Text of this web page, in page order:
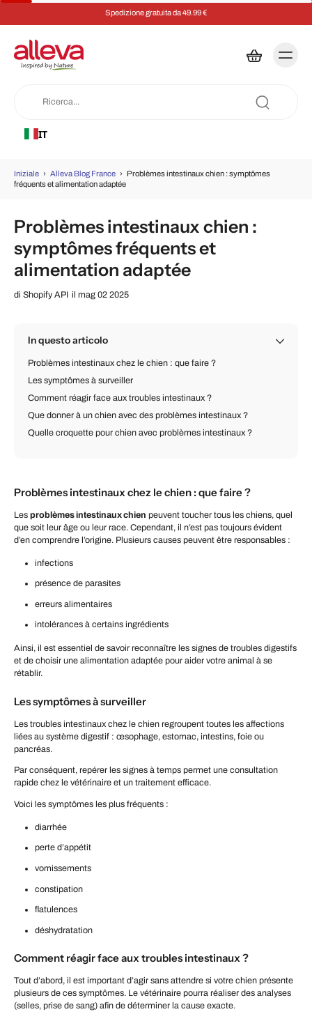
Spedizione gratuita da 49.99 €
IT
Iniziale › Alleva Blog France › Problèmes intestinaux chien : symptômes
fréquents et alimentation adaptée
Problèmes intestinaux chien :
symptômes fréquents et
alimentation adaptée
di Shopify API il mag 02 2025
In questo articolo
Problèmes intestinaux chez le chien : que faire ?
Les symptômes à surveiller
Comment réagir face aux troubles intestinaux ?
Que donner à un chien avec des problèmes intestinaux ?
Quelle croquette pour chien avec problèmes intestinaux ?
Problèmes intestinaux chez le chien : que faire ?
Les problèmes intestinaux chien peuvent toucher tous les chiens, quel
que soit leur âge ou leur race. Cependant, il n’est pas toujours évident
d’en comprendre l’origine. Plusieurs causes peuvent être responsables :
infections
présence de parasites
erreurs alimentaires
intolérances à certains ingrédients
Ainsi, il est essentiel de savoir reconnaître les signes de troubles digestifs
et de choisir une alimentation adaptée pour aider votre animal à se
rétablir.
Les symptômes à surveiller
Les troubles intestinaux chez le chien regroupent toutes les affections
liées au système digestif : œsophage, estomac, intestins, foie ou
pancréas.
Par conséquent, repérer les signes à temps permet une consultation
rapide chez le vétérinaire et un traitement efficace.
Voici les symptômes les plus fréquents :
diarrhée
perte d’appétit
vomissements
constipation
flatulences
déshydratation
Comment réagir face aux troubles intestinaux ?
Tout d’abord, il est important d’agir sans attendre si votre chien présente
plusieurs de ces symptômes. Le vétérinaire pourra réaliser des analyses
(selles, prise de sang) afin de déterminer la cause exacte.